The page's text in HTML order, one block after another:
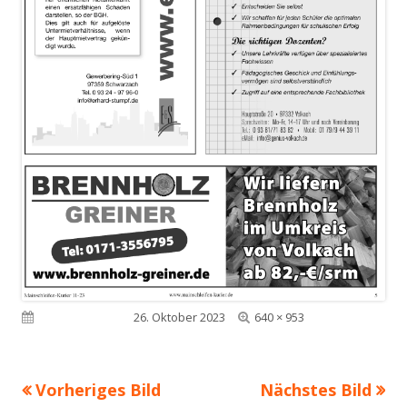
Veröffentlicht am26. Oktober 2023
Volle
640 × 953
Vorheriges Bild Nächstes Bild